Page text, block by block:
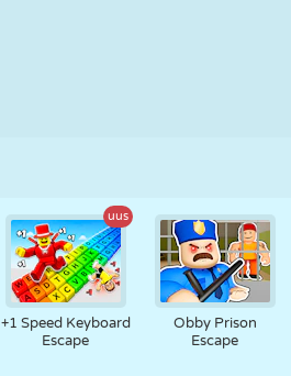
uus
+1 Speed Keyboard
Escape
Obby Prison
Escape